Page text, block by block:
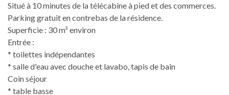
Situé à 10 minutes de la télécabine à pied et des commerces.
Parking gratuit en contrebas de la résidence.
Superficie : 30 m² environ
Entrée :
* toilettes indépendantes
* salle d'eau avec douche et lavabo, tapis de bain
Coin séjour
* table basse